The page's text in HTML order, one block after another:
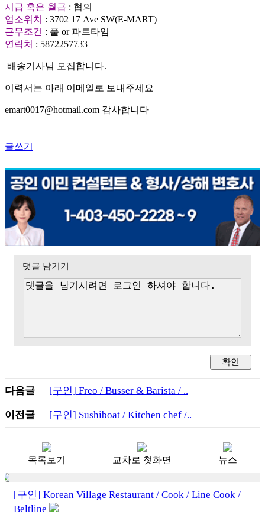
시급 혹은 월급 : 협의
업소위치 : 3702 17 Ave SW(E-MART)
근무조건 : 풀 or 파트타임
연락처 : 5872257733
배송기사님 모집합니다.
이력서는 아래 이메일로 보내주세요
emart0017@hotmail.com 감사합니다
글쓰기
댓글 남기기
다음글 [구인] Freo / Busser & Barista / ..
이전글 [구인] Sushiboat / Kitchen chef /..
목록보기 교차로 첫화면 뉴스
[구인] Korean Village Restaurant / Cook / Line Cook /
Beltline